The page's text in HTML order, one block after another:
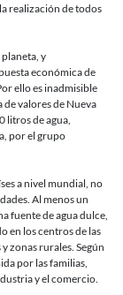
realización de todos
planeta, y
económica de
ello es inadmisible
de valores de Nueva
litros de agua,
por el grupo
a nivel mundial, no
Al menos un
fuente de agua dulce,
en los centros de las
zonas rurales. Según
por las familias,
y el comercio.